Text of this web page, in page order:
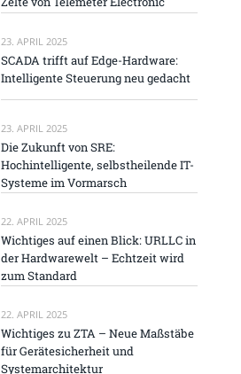
23. APRIL 2025
SCADA trifft auf Edge-Hardware:
Intelligente Steuerung neu gedacht
23. APRIL 2025
Die Zukunft von SRE:
Hochintelligente, selbstheilende IT-
Systeme im Vormarsch
22. APRIL 2025
Wichtiges auf einen Blick: URLLC in
der Hardwarewelt – Echtzeit wird
zum Standard
22. APRIL 2025
Wichtiges zu ZTA – Neue Maßstäbe
für Gerätesicherheit und
Systemarchitektur